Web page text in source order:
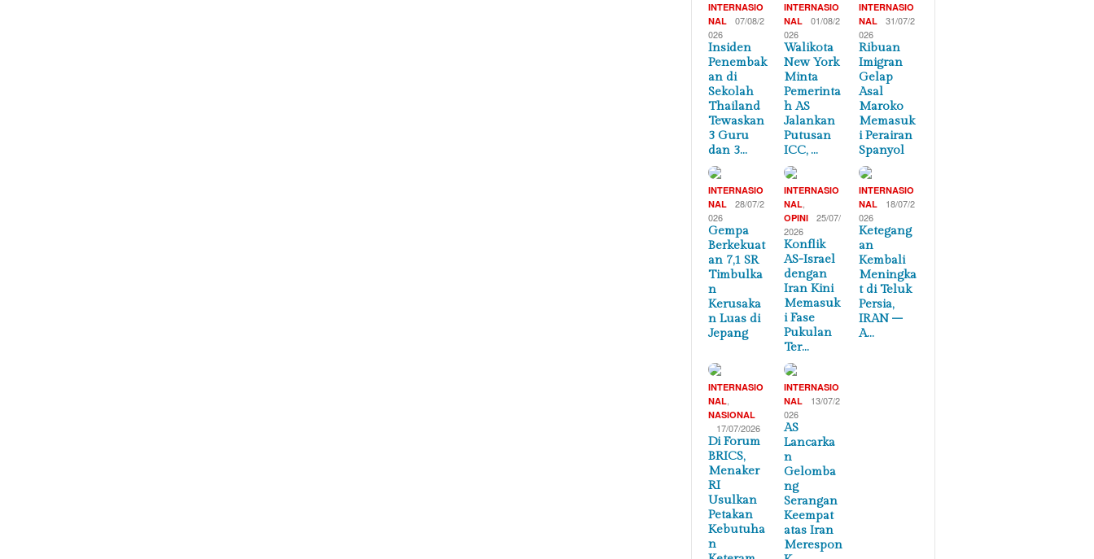
INTERNASIO
NAL
07/08/2
026
Insiden
Penembak
an di
Sekolah
Thailand
Tewaskan
3 Guru
dan 3…
INTERNASIO
NAL
01/08/2
026
Walikota
New York
Minta
Pemerinta
h AS
Jalankan
Putusan
ICC, …
INTERNASIO
NAL
31/07/2
026
Ribuan
Imigran
Gelap
Asal
Maroko
Memasuk
i Perairan
Spanyol
INTERNASIO
NAL
28/07/2
026
Gempa
Berkekuat
an 7,1 SR
Timbulka
n
Kerusaka
n Luas di
Jepang
INTERNASIO
NAL,
OPINI
25/07/
2026
Konflik
AS-Israel
dengan
Iran Kini
Memasuk
i Fase
Pukulan
Ter…
INTERNASIO
NAL
18/07/2
026
Ketegang
an
Kembali
Meningka
t di Teluk
Persia,
IRAN –
A…
INTERNASIO
NAL
NASIONAL
17/07/2026
Di Forum
BRICS,
Menaker
RI
Usulkan
Petakan
Kebutuha
n
INTERNASIO
NAL
13/07/2
026
AS
Lancarka
n
Gelomba
ng
Serangan
Keempat
atas Iran
Merespon